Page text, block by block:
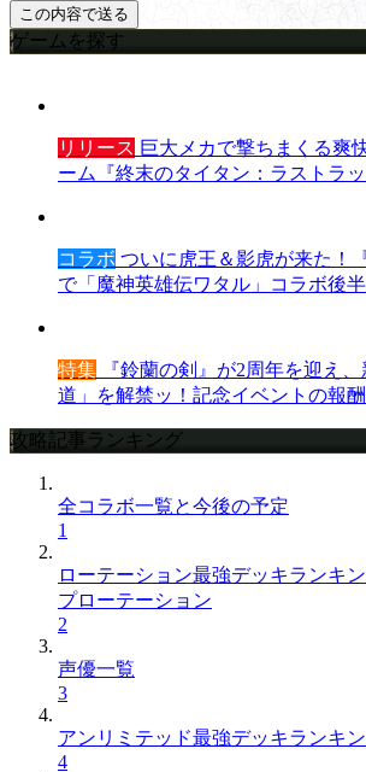
ゲームを探す
リリース 巨大メカで撃ちまくる爽
ーム『終末のタイタン：ラストラ
コラボ ついに虎王＆影虎が来た！
で「魔神英雄伝ワタル」コラボ後半
特集 『鈴蘭の剣』が2周年を迎え
道」を解禁ッ！記念イベントの報
攻略記事ランキング
全コラボ一覧と今後の予定
1
ローテーション最強デッキランキ
プローテーション
2
声優一覧
3
アンリミテッド最強デッキランキ
4